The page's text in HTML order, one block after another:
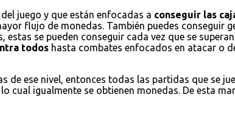
juego y que están enfocadas a conseguir las
flujo de monedas. También puedes conseguir
se pueden conseguir cada vez que se
todos hasta combates enfocados en atacar o
ese nivel, entonces todas las partidas que se
igualmente se obtienen monedas. De esta